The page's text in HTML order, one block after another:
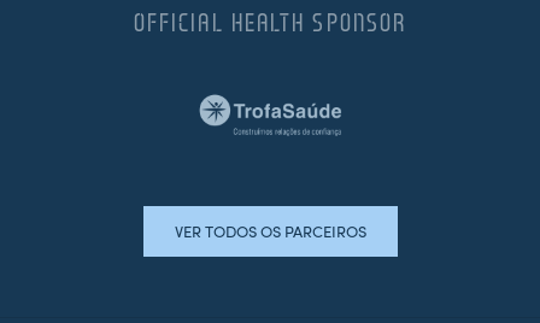
OFFICIAL HEALTH SPONSOR
VER TODOS OS PARCEIROS